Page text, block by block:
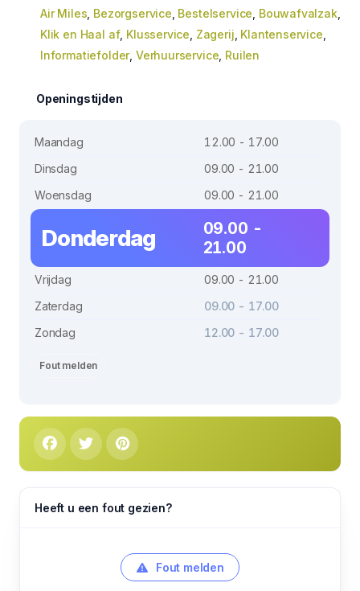
Air Miles Bezorgservice Bestelservice Bouwafvalzak,
Klik en Haal af, Klusservice Zagerij Klantenservice
Informatiefolder, Verhuurservice Ruilen
Openingstijden
Maandag
12.00 - 17.00
Dinsdag
09.00 - 21.00
Woensdag
09.00 - 21.00
Donderdag
09.00 -
21.00
Vrijdag
09.00 - 21.00
Zaterdag
09.00 - 17.00
Zondag
12.00 - 17.00
Fout melden
Heeft u een fout gezien?
Fout melden